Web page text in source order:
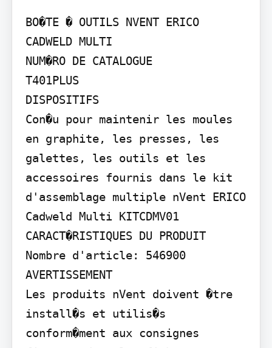
BO�TE � OUTILS NVENT ERICO
CADWELD MULTI
NUM�RO DE CATALOGUE
T401PLUS
DISPOSITIFS
Con�u pour maintenir les moules
en graphite, les presses, les
galettes, les outils et les
accessoires fournis dans le kit
d'assemblage multiple nVent ERICO
Cadweld Multi KITCDMV01
CARACT�RISTIQUES DU PRODUIT
Nombre d'article: 546900
AVERTISSEMENT
Les produits nVent doivent �tre
install�s et utilis�s
conform�ment aux consignes